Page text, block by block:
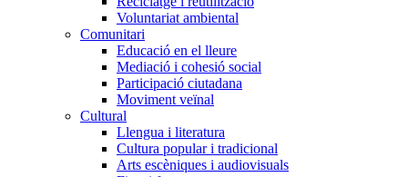
Voluntariat ambiental
Comunitari
Educació en el lleure
Mediació i cohesió social
Participació ciutadana
Moviment veïnal
Cultural
Llengua i literatura
Cultura popular i tradicional
Arts escèniques i audiovisuals